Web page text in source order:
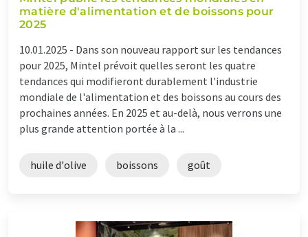
matière d'alimentation et de boissons pour
2025
10.01.2025 - Dans son nouveau rapport sur les tendances
pour 2025, Mintel prévoit quelles seront les quatre
tendances qui modifieront durablement l'industrie
mondiale de l'alimentation et des boissons au cours des
prochaines années. En 2025 et au-delà, nous verrons une
plus grande attention portée à la ...
huile d'olive boissons goût